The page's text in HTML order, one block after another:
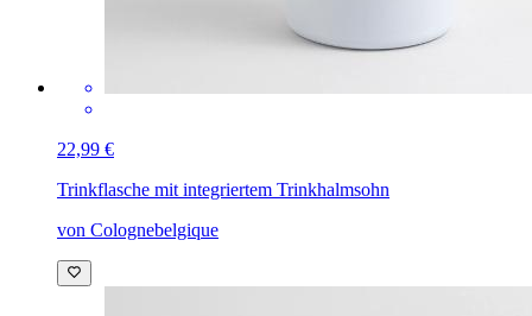
22,99 €
Trinkflasche mit integriertem Trinkhalmsohn
von Colognebelgique